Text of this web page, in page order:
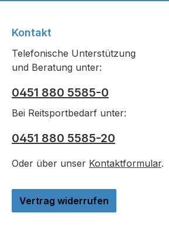
Kontakt
Telefonische Unterstützung
und Beratung unter:
0451 880 5585-0
Bei Reitsportbedarf unter:
0451 880 5585-20
Oder über unser Kontaktformular.
Vertrag widerrufen